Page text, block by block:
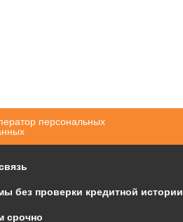
персональных
без проверки кредитной истории
срочно